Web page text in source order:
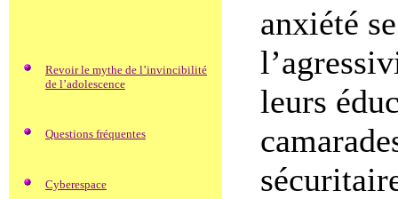
Revoir le mythe de l’invincibilité
de l’adolescence
Questions fréquentes
Cyberespace
anxiété
leurs